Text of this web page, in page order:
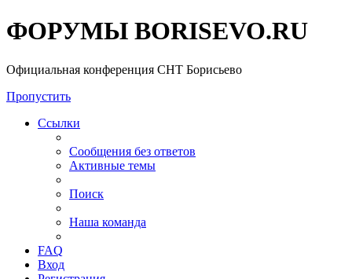
ФОРУМЫ BORISEVO.RU
Официальная конференция СНТ Борисьево
Пропустить
Ссылки
Сообщения без ответов
Активные темы
Поиск
Наша команда
FAQ
Вход